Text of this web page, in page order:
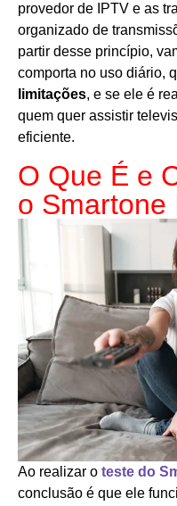
provedor de IPTV e as
organizado de
partir desse princípio,
comporta no uso diário,
limitações, e se ele é
quem quer assistir
eficiente.
O Que É e
o Smartone
Ao realizar o teste do
conclusão é que ele